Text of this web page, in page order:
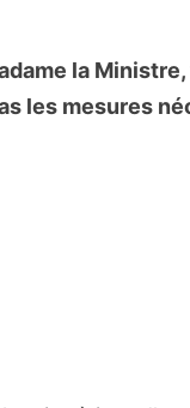
la
les mesures